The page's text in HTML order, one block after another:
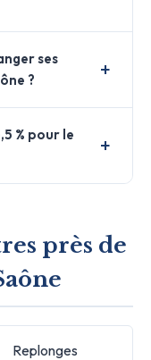
ses
?
% pour le
près de
Replonges